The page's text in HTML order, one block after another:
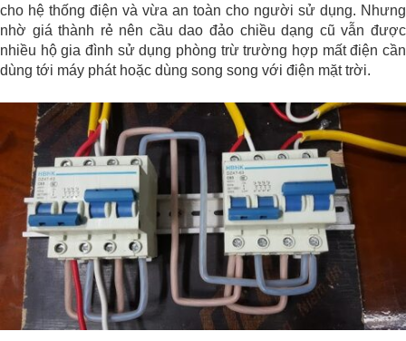
cho hệ thống điện và vừa an toàn cho người sử dụng. Nhưng
nhờ giá thành rẻ nên cầu dao đảo chiều dạng cũ vẫn được
nhiều hộ gia đình sử dụng phòng trừ trường hợp mất điện cần
dùng tới máy phát hoặc dùng song song với điện mặt trời.